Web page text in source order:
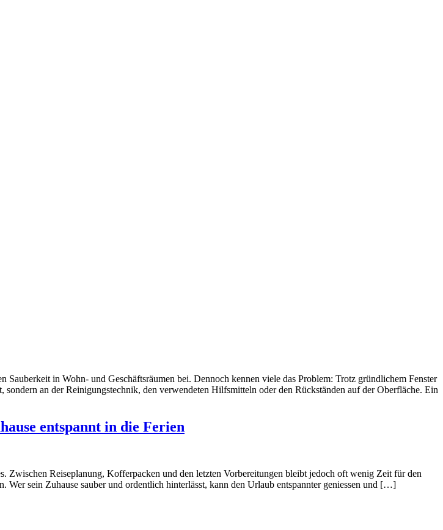
in Wohn- und Geschäftsräumen bei. Dennoch kennen viele das Problem: Trotz gründlichem Fenster
an der Reinigungstechnik, den verwendeten Hilfsmitteln oder den Rückständen auf der Oberfläche. Ein
entspannt in die Ferien
Zwischen Reiseplanung, Kofferpacken und den letzten Vorbereitungen bleibt jedoch oft wenig Zeit für den
sein Zuhause sauber und ordentlich hinterlässt, kann den Urlaub entspannter geniessen und […]